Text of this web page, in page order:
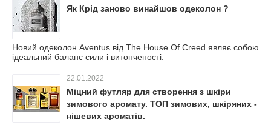
Як Крід заново винайшов одеколон ?
Новий одеколон Aventus від The House Of Creed являє собою
ідеальний баланс сили і витонченості.
22.01.2022
Міцний футляр для створення з шкіри
зимового аромату. ТОП зимових, шкіряних -
нішевих ароматів.